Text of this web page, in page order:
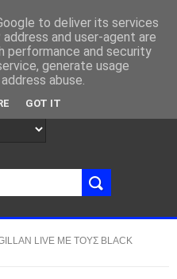
LIVE ME ΤΟΥΣ BLACK
to deliver its services
and user-agent are
performance and security
generate usage
abuse.
GOT IT